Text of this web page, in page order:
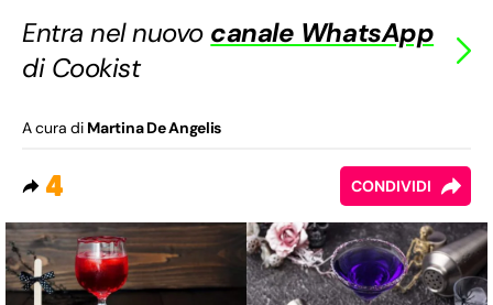
Entra nel nuovo canale WhatsApp
di Cookist
A cura di Martina De Angelis
4 CONDIVIDI